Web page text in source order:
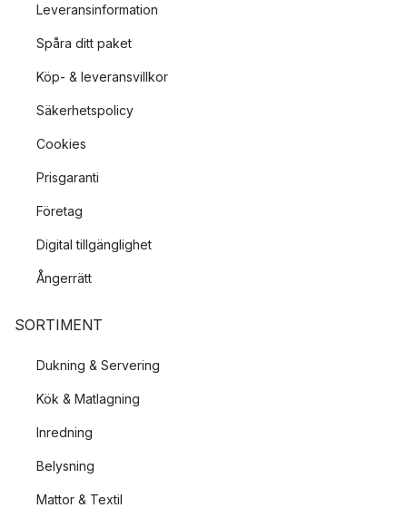
Leveransinformation
Spåra ditt paket
Köp- & leveransvillkor
Säkerhetspolicy
Cookies
Prisgaranti
Företag
Digital tillgänglighet
Ångerrätt
SORTIMENT
Dukning & Servering
Kök & Matlagning
Inredning
Belysning
Mattor & Textil